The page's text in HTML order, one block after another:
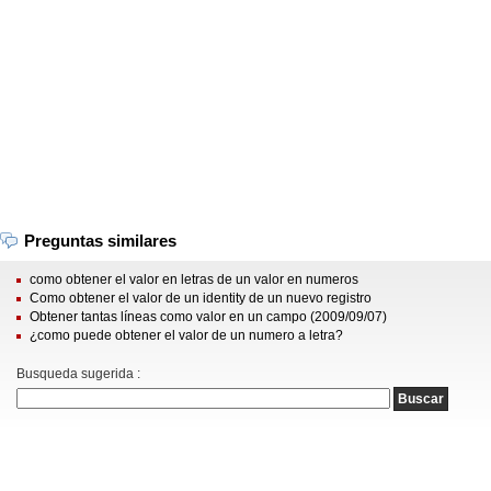
Preguntas similares
como obtener el valor en letras de un valor en numeros
Como obtener el valor de un identity de un nuevo registro
Obtener tantas líneas como valor en un campo (2009/09/07)
¿como puede obtener el valor de un numero a letra?
Busqueda sugerida :